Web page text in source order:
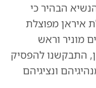
הבהיר כי
איראן מפוצלת
מוניר וראש
התבקשנו להפסיק
ונציגיהם